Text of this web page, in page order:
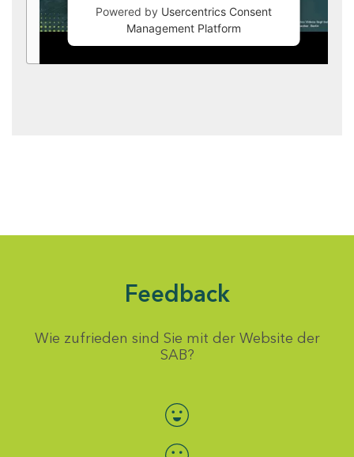
Powered by Usercentrics Consent
Management Platform
Feedback
Wie zufrieden sind Sie mit der Website der
SAB?
Bewertung auswählen